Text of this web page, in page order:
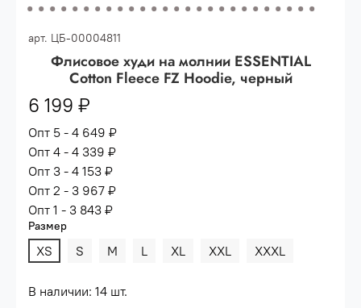
арт. ЦБ-00004811
Флисовое худи на молнии ESSENTIAL
Cotton Fleece FZ Hoodie, черный
6 199 ₽
Опт 5 - 4 649 ₽
Опт 4 - 4 339 ₽
Опт 3 - 4 153 ₽
Опт 2 - 3 967 ₽
Опт 1 - 3 843 ₽
Размер
XS S M L XL XXL XXXL
В наличии: 14 шт.